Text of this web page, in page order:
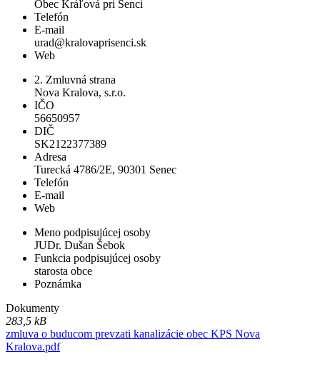
Obec Kráľová pri Senci
Telefón
E-mail
urad@kralovaprisenci.sk
Web
2. Zmluvná strana
Nova Kralova, s.r.o.
IČO
56650957
DIČ
SK2122377389
Adresa
Turecká 4786/2E, 90301 Senec
Telefón
E-mail
Web
Meno podpisujúcej osoby
JUDr. Dušan Šebok
Funkcia podpisujúcej osoby
starosta obce
Poznámka
Dokumenty
283,5 kB
zmluva o buducom prevzati kanalizácie obec KPS Nova
Kralova.pdf